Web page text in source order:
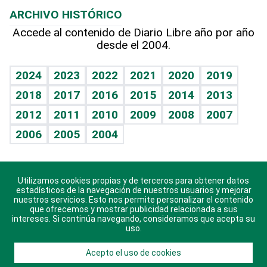
Hablando con el pediatra
Vida y familia
Eñe
Celebrando la vida
Sin complejos
En pocas palabras
Escuchando al corazón
Economía Personal
TBT Deportivo
Más firmas
Hecho en casa
Guía del dinero
Cumpleaños
Horóscopos
Crucigramas
ARCHIVO HISTÓRICO
Accede al contenido de Diario Libre año por año
desde el 2004.
2024 2023 2022 2021 2020
2019
2018
2017 2016 2015 2014
2013
2012
2011 2010 2009 2008
2007
2006
2005 2004
Descarga nuestras aplicaciones para Android, iOS y
sistema Huawei.
© 2021 Diario Libre, todos los derechos reservados.
Utilizamos cookies propias y de terceros para obtener datos
estadísticos de la navegación de nuestros usuarios y mejorar
nuestros servicios. Esto nos permite personalizar el contenido
que ofrecemos y mostrar publicidad relacionada a sus
intereses. Si continúa navegando, consideramos que acepta su
uso.
Acepto el uso de cookies